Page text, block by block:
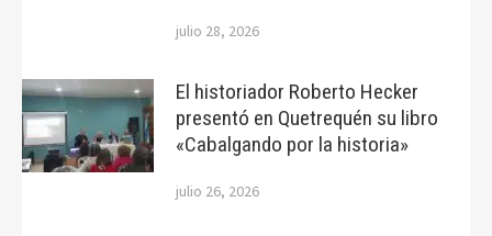
julio 28, 2026
El historiador Roberto Hecker
presentó en Quetrequén su libro
«Cabalgando por la historia»
julio 26, 2026